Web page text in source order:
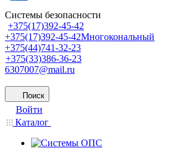
Системы безопасности
+375(17)392-45-42
+375(17)392-45-42Многокональный
+375(44)741-32-23
+375(33)386-36-23
6307007@mail.ru
Поиск
Войти
Каталог